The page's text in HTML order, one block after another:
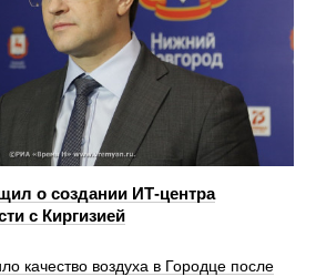
о создании ИТ-центра
с Киргизией
качество воздуха в Городце после